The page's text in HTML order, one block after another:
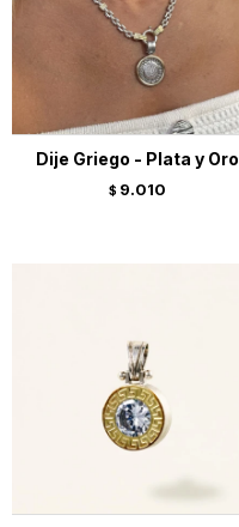
Dije Griego - Plata y Oro
$ 9.010